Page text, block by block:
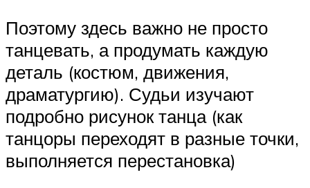
Поэтому здесь важно не просто
танцевать, а продумать каждую
деталь (костюм, движения,
драматургию). Судьи изучают
подробно рисунок танца (как
танцоры переходят в разные точки,
выполняется перестановка)